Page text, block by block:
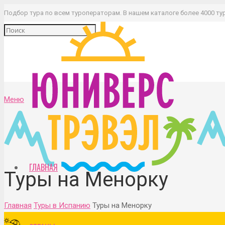
Подбор тура по всем туроператорам. В нашем каталоге более 4000
Меню
ГЛАВНАЯ
Туры на Менорку
Главная Туры в Испанию Туры на Менорку